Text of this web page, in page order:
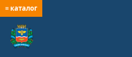
≡ каталог